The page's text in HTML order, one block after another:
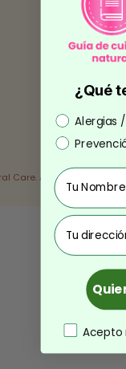
Care. All Rights Reserved.
¿Qué
Alergias /
Nombre
correo
Acepto